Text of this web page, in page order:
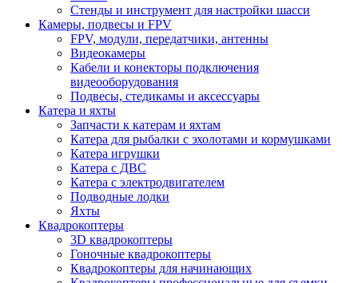
Стенды и инструмент для настройки шасси
Камеры, подвесы и FPV
FPV, модули, передатчики, антенны
Видеокамеры
Кабели и конекторы подключения
видеооборудования
Подвесы, стедикамы и аксессуары
Катера и яхты
Запчасти к катерам и яхтам
Катера для рыбалки с эхолотами и кормушками
Катера игрушки
Катера с ДВС
Катера с электродвигателем
Подводные лодки
Яхты
Квадрокоптеры
3D квадрокоптеры
Гоночные квадрокоптеры
Квадрокоптеры для начинающих